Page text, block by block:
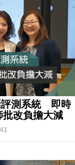
評測系統 即時
改負擔大減